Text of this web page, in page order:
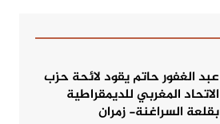
عبد الغفور حاتم يقود لائحة حزب
الاتحاد المغربي للديمقراطية
بقلعة السراغنة- زمران